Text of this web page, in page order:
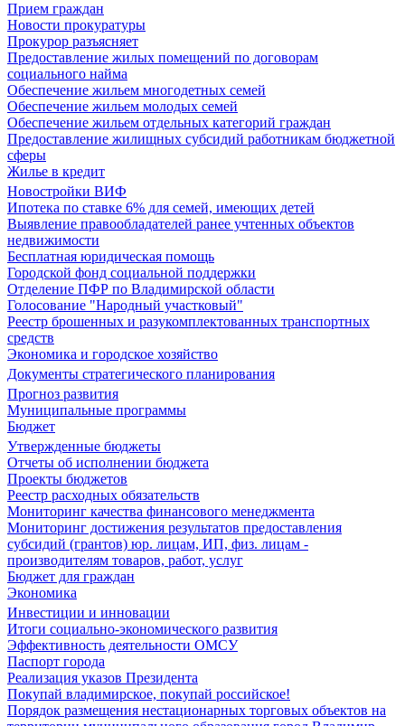
Прием граждан
Новости прокуратуры
Прокурор разъясняет
Предоставление жилых помещений по договорам
социального найма
Обеспечение жильем многодетных семей
Обеспечение жильем молодых семей
Обеспечение жильем отдельных категорий граждан
Предоставление жилищных субсидий работникам бюджетной
сферы
Жилье в кредит
Новостройки ВИФ
Ипотека по ставке 6% для семей, имеющих детей
Выявление правообладателей ранее учтенных объектов
недвижимости
Бесплатная юридическая помощь
Городской фонд социальной поддержки
Отделение ПФР по Владимирской области
Голосование "Народный участковый"
Реестр брошенных и разукомплектованных транспортных
средств
Экономика и городское хозяйство
Документы стратегического планирования
Прогноз развития
Муниципальные программы
Бюджет
Утвержденные бюджеты
Отчеты об исполнении бюджета
Проекты бюджетов
Реестр расходных обязательств
Мониторинг качества финансового менеджмента
Мониторинг достижения результатов предоставления
субсидий (грантов) юр. лицам, ИП, физ. лицам -
производителям товаров, работ, услуг
Бюджет для граждан
Экономика
Инвестиции и инновации
Итоги социально-экономического развития
Эффективность деятельности ОМСУ
Паспорт города
Реализация указов Президента
Покупай владимирское, покупай российское!
Порядок размещения нестационарных торговых объектов на